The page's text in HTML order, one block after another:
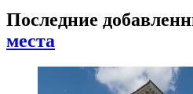
Последние
места